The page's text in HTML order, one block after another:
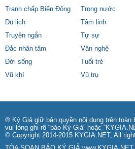
Tranh chấp Biển Đông
Trong nước
Du lịch
Tâm linh
Truyện ngắn
Tự sự
Đắc nhân tâm
Văn nghệ
Đời sống
Tuổi trẻ
Vũ khí
Vũ trụ
® Ký Giả giữ bản quyền nội dung trên toàn
vui lòng ghi rõ “báo Ký Giả” hoặc
© Copyright 2014-2015 KYGIA.NET, All